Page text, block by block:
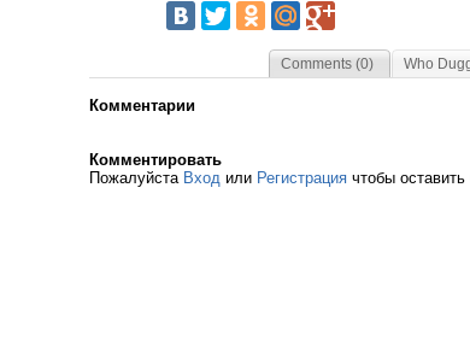
Comments (0) Who
Комментарии
Комментировать
Пожалуйста Вход или Регистрация чтобы